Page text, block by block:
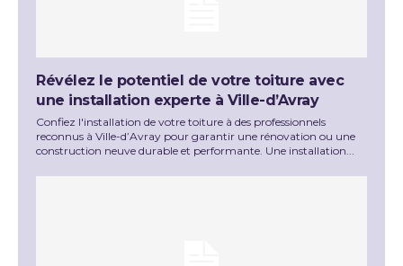
Révélez le potentiel de votre toiture avec
une installation experte à Ville-d’Avray
Confiez l'installation de votre toiture à des professionnels
reconnus à Ville-d’Avray pour garantir une rénovation ou une
construction neuve durable et performante. Une installation...